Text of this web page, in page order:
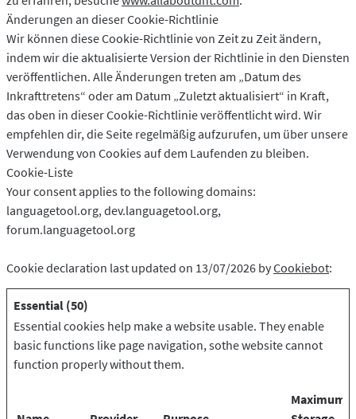
Änderungen an dieser Cookie-Richtlinie
Wir können diese Cookie-Richtlinie von Zeit zu Zeit ändern,
indem wir die aktualisierte Version der Richtlinie in den Diensten
veröffentlichen. Alle Änderungen treten am „Datum des
Inkrafttretens“ oder am Datum „Zuletzt aktualisiert“ in Kraft,
das oben in dieser Cookie-Richtlinie veröffentlicht wird. Wir
empfehlen dir, die Seite regelmäßig aufzurufen, um über unsere
Verwendung von Cookies auf dem Laufenden zu bleiben.
Cookie-Liste
Your consent applies to the following domains:
languagetool.org, dev.languagetool.org,
forum.languagetool.org
Cookie declaration last updated on 13/07/2026 byCookiebot:
Essential (50)
Essential cookies help make a website usable. They enable
basic functions like page navigation, sothe website cannot
function properly without them.
Maximum